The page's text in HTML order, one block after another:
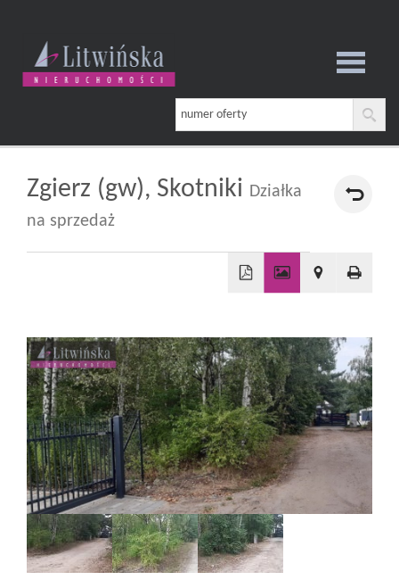
Strona
główna
Oferta
Mieszkania
Domy
Zgierz (gw), Skotniki Działka
na sprzedaż
−